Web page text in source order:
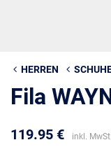
HERREN
Fila
119.95 € inkl.